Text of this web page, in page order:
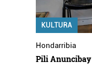
KULTURA
Hondarribia
Pili